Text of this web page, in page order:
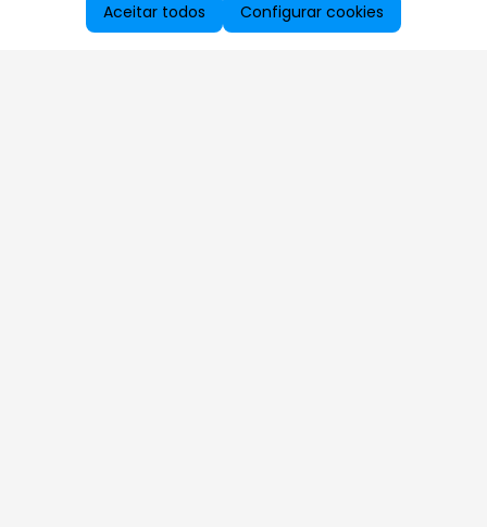
Aceitar todos Configurar cookies